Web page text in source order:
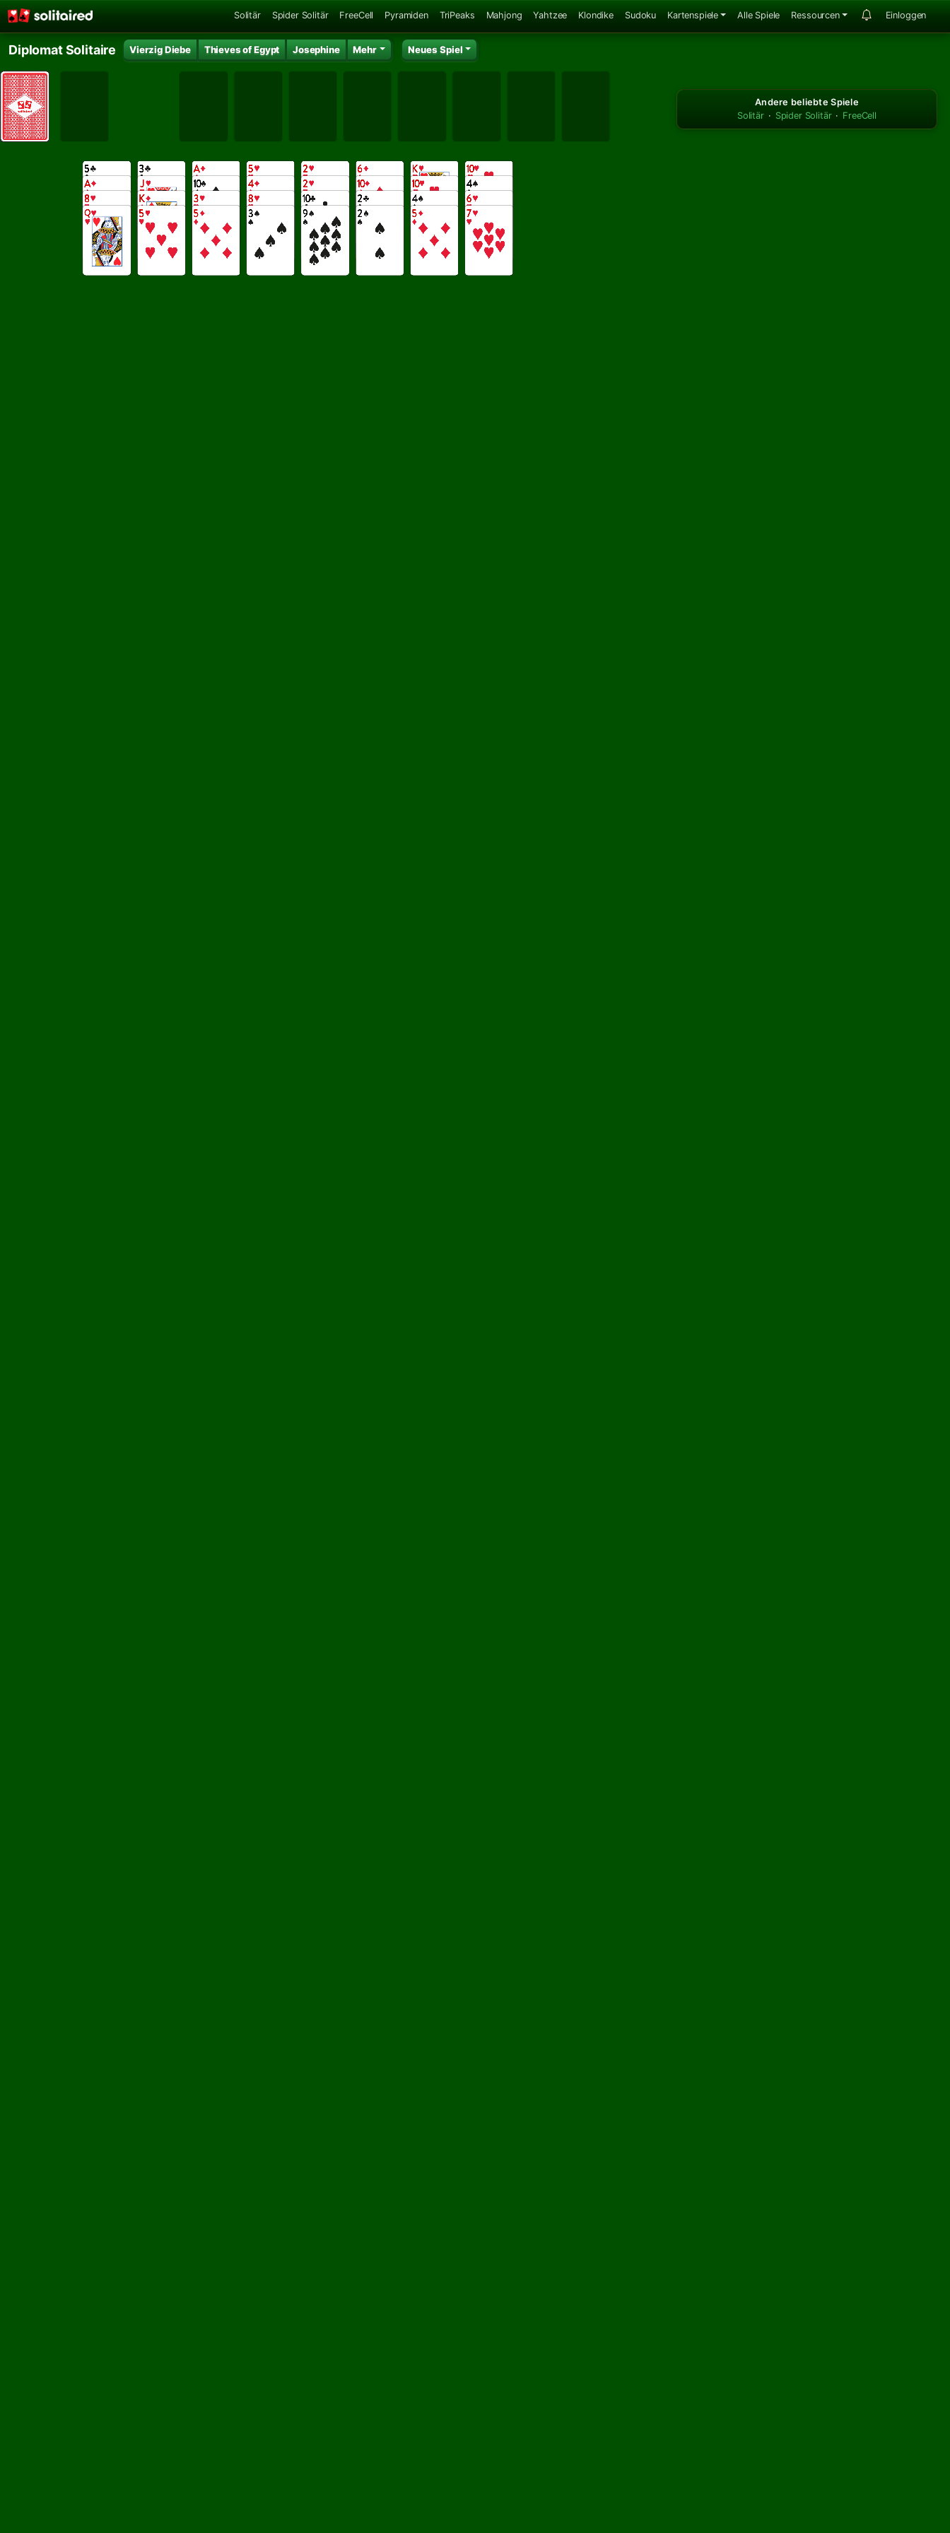
Solitär Spider Solitär FreeCell Pyramiden TriPeaks Mahjong Yahtzee Klondike Sudoku Kartenspiele Alle Spiele Ressourcen Einloggen
Diplomat Solitaire Vierzig Diebe Thieves of Egypt Josephine Mehr Neues Spiel
Andere beliebte Spiele
Solitär · Spider Solitär · FreeCell